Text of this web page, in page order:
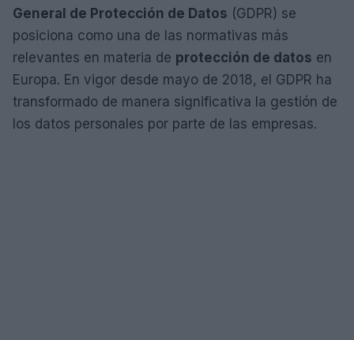
General de Protección de Datos (GDPR) se
posiciona como una de las normativas más
relevantes en materia de protección de datos en
Europa. En vigor desde mayo de 2018, el GDPR ha
transformado de manera significativa la gestión de
los datos personales por parte de las empresas.